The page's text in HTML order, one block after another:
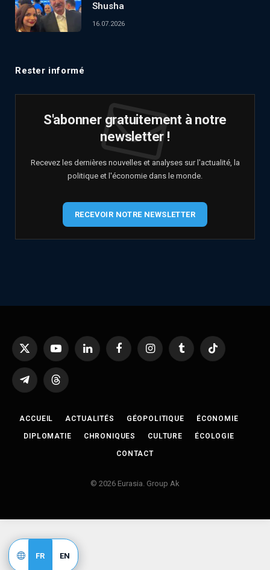
Shusha
16.07.2026
Rester informé
S'abonner gratuitement à notre
newsletter !
Recevez les dernières nouvelles et analyses sur l'actualité, la
politique et l'économie dans le monde.
RECEVOIR NOTRE NEWSLETTER
X
YouTubeLinkedIn FacebookInstagramTumblr TikTok
TelegramThreads
ACCUEIL ACTUALITÉS GÉOPOLITIQUE ÉCONOMIE
DIPLOMATIE CHRONIQUES CULTURE ÉCOLOGIE
CONTACT
© 2026 Eurasia. Group Ak
FR EN